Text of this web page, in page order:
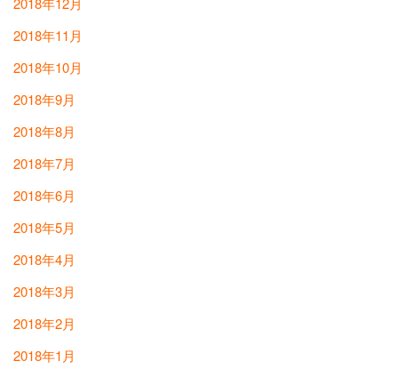
2018年11月
2018年10月
2018年9月
2018年8月
2018年7月
2018年6月
2018年5月
2018年4月
2018年3月
2018年2月
2018年1月